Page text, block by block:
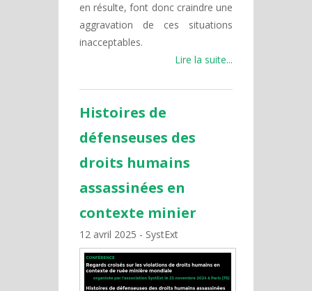
en résulte, font donc craindre une
aggravation de ces situations
inacceptables.
Lire la suite...
Histoires de
défenseuses des
droits humains
assassinées en
contexte minier
12 avril 2025 SystExt